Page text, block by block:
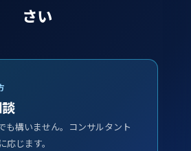
さい
も構いません。コンサルタント
応じます。